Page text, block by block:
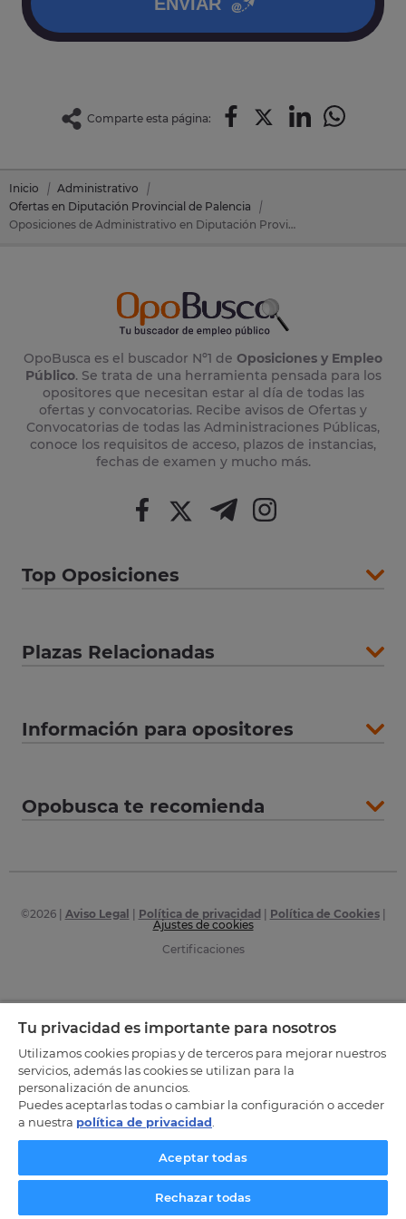
Comparte esta página:
Inicio
Administrativo
Ofertas en Diputación Provincial de Palencia
Oposiciones de Administrativo en Diputación Provincial de Palencia (Palencia)
OpoBusca es el buscador Nº1 de Oposiciones y Empleo
Público. Se trata de una herramienta pensada para los
opositores que necesitan estar al día de todas las
ofertas y convocatorias. Recibe avisos de Ofertas y
Convocatorias de todas las Administraciones Públicas,
conoce los requisitos de acceso, plazos de instancias,
fechas de examen y mucho más.
Top Oposiciones
Plazas Relacionadas
Información para opositores
Opobusca te recomienda
©2026| Aviso Legal Política de privacidad Política de Cookies|
Ajustes de cookies
Certificaciones
Tu privacidad es importante para nosotros
Utilizamos cookies propias y de terceros para mejorar nuestros
servicios, además las cookies se utilizan para la
personalización de anuncios.
Puedes aceptarlas todas o cambiar la configuración o acceder
a nuestra política de privacidad
Aceptar todas
Rechazar todas